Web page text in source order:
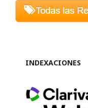
INDEXACIONES